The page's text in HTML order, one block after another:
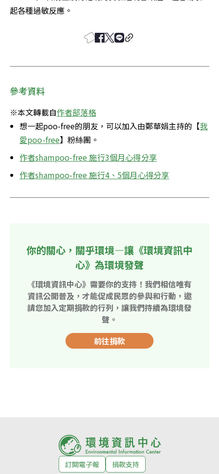
起各種過敏反應。
參考資料
※本文轉載自作者部落格
想一起poo-free的朋友，可以加入由鄭華娟主持的【我
愛poo-free】粉絲團。
作者shampoo-free 施行3個月心得分享
作者shampoo-free 施行4、5個月心得分享
你的關心，關乎環境—讓《環境資訊中
心》為環境發聲
《環境資訊中心》需要你的支持！我們相信唯有
資訊公開普及，才能促成民眾的參與和行動，邀
請您加入定期捐款的行列，讓我們持續為環境發
聲。
前往捐款
訂閱電子報 捐款支持